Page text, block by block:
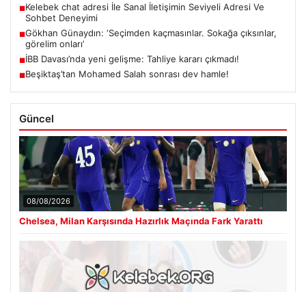
■Kelebek chat adresi İle Sanal İletişimin Seviyeli Adresi Ve
Sohbet Deneyimi
■Gökhan Günaydın: ‘Seçimden kaçmasınlar. Sokağa çıksınlar,
görelim onları’
■İBB Davası’nda yeni gelişme: Tahliye kararı çıkmadı!
■Beşiktaş’tan Mohamed Salah sonrası dev hamle!
Güncel
08/08/2026
Chelsea, Milan Karşısında Hazırlık Maçında Fark Yarattı